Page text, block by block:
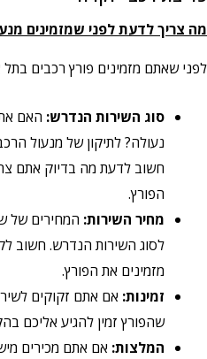
מה צריך לדעת לפני שמזמינים
לפני שאתם מזמינים פורץ רכבים
סוג השירות הנדרש: האם
נעולה? לתיקון של מנעול
חשוב לדעת מה בדיוק אתם
הפורץ.
מחיר השירות: המחירים של
לסוג השירות הנדרש. חשוב
מזמינים את הפורץ.
זמינות: אם אתם זקוקים
שהפורץ זמין להגיע אליכם
המלצות: אם אתם מכירים